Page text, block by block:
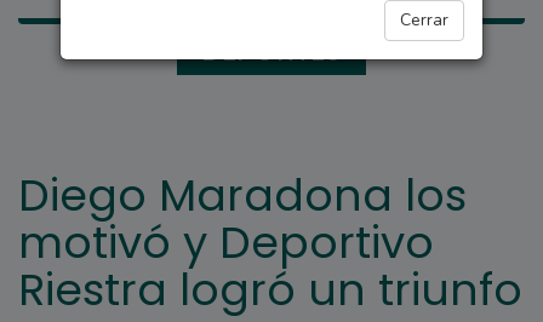
Cerrar
DEPORTES
Diego Maradona los
motivó y Deportivo
Riestra logró un triunfo